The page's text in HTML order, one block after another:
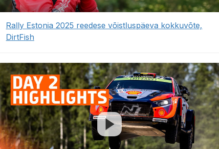
Rally Estonia 2025 reedese võistluspäeva kokkuvõte,
DirtFish